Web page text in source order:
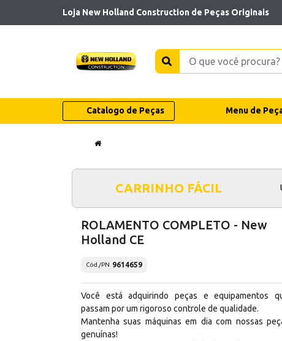
Loja New Holland Construction de Peças Originais
Catalogo de Peças Menu de
CARRINHO FÁCIL
ROLAMENTO COMPLETO - New
Holland CE
Cód./PN 9614659
Você está adquirindo peças e equipamentos
passam por um rigoroso controle de qualidade.
Mantenha suas máquinas em dia com nossas
genuínas!